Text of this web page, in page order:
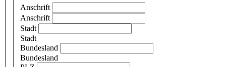
Anschrift
Anschrift
Stadt
Stadt
Bundesland
Bundesland